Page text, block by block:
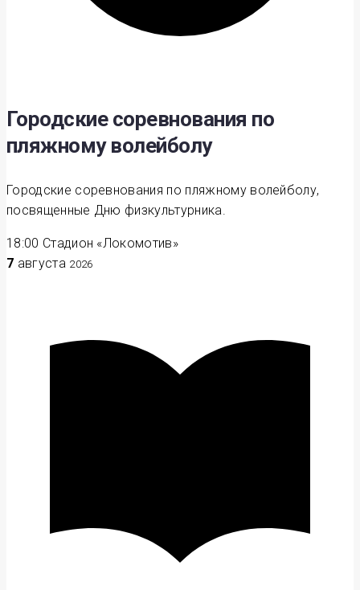
Городские соревнования по
пляжному волейболу
Городские соревнования по пляжному волейболу,
посвященные Дню физкультурника.
18:00 Стадион «Локомотив»
7 августа 2026